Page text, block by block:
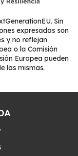
Sin
expresadas son
y no reflejan
o la Comisión
Europea pueden
las mismas.